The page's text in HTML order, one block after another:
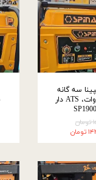
سه گانه
سوز، 8/5 کیلووات، ATS دار